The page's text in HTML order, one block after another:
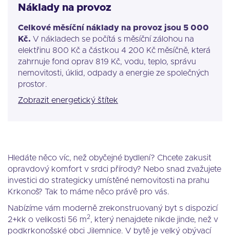
Náklady na provoz
Celkové měsíční náklady na provoz jsou 5 000
Kč. V nákladech se počítá s měsíční zálohou na
elektřinu 800 Kč a částkou 4 200 Kč měsíčně, která
zahrnuje fond oprav 819 Kč, vodu, teplo, správu
nemovitosti, úklid, odpady a energie ze společných
prostor.
Zobrazit energetický štítek
Hledáte něco víc, než obyčejné bydlení? Chcete zakusit
opravdový komfort v srdci přírody? Nebo snad zvažujete
investici do strategicky umístěné nemovitosti na prahu
Krkonoš? Tak to máme něco právě pro vás.
Nabízíme vám moderně zrekonstruovaný byt s dispozicí
2+kk o velikosti 56 m2, který nenajdete nikde jinde, než v
podkrkonošské obci Jilemnice. V bytě je velký obývací